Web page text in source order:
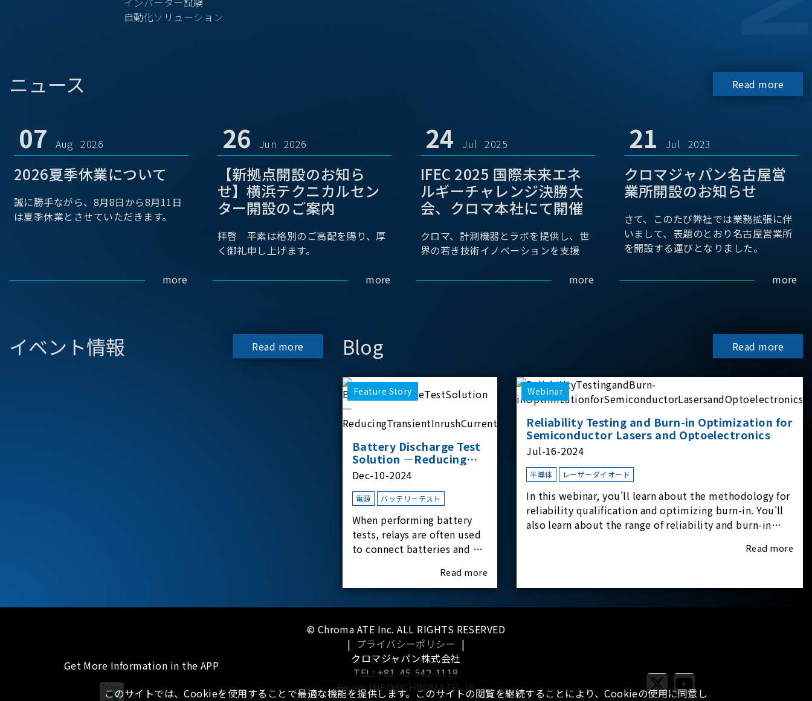
自動化ソリューション
ニュース Read more
07 Aug 2026
2026夏季休業について
誠に勝手ながら、8月8日から8月11日
は夏季休業とさせていただきます。
more
26 Jun 2026
【新拠点開設のお知ら
せ】横浜テクニカルセン
ター開設のご案内
拝啓 平素は格別のご高配を賜り、厚
く御礼申し上げます。
more
24 Jul 2025
IFEC 2025 国際未来エネ
ルギーチャレンジ決勝大
会、クロマ本社にて開催
クロマ、計測機器とラボを提供し、世
界の若き技術イノベーションを支援
more
21 Jul 2023
クロマジャパン名古屋営
業所開設のお知らせ
さて、このたび弊社では業務拡張に伴
いまして、表題のとおり名古屋営業所
を開設する運びとなりました。
more
イベント情報 Read more Blog Read more
Feature Story
Battery Discharge Test
Solution —Reducing
Transient Inrush
Current
Dec-10-2024
電源 バッテリーテスト
When performing battery
tests, relays are often used
to connect batteries and bi-
supplies. What happens the
moment the relay is
switched?The Chroma
experimental equipment
for this study.provides an
applicati
Read more
Webinar
Reliability Testing and Burn-in Optimization for
Semiconductor Lasers and Optoelectronics
Jul-16-2024
半導体 レーザーダイオード
In this webinar, you'll learn about the methodology for
reliability qualification and optimizing burn-in. You'll
also learn about the range of reliability and burn-in
Read more
Get More Information in the APP
iOS Android
© Chroma ATE Inc. ALL RIGHTS RESERVED
| プライバシーポリシー |
クロマジャパン株式会社
TEL: +81-45-542-1118
Email: INFO@CHROMA.CO.JP
このサイトでは、Cookieを使用することで最適な機能を提供します。このサイトの閲覧を継続することにより、Cookieの使用に同意し